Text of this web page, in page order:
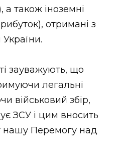
також іноземні
отримані з
зауважують, що
легальні
військовий збір,
ЗСУ і цим вносить
нашу Перемогу над